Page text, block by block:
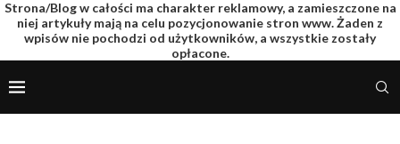
Strona/Blog w całości ma charakter reklamowy, a zamieszczone na
niej artykuły mają na celu pozycjonowanie stron www. Żaden z
wpisów nie pochodzi od użytkowników, a wszystkie zostały
opłacone.